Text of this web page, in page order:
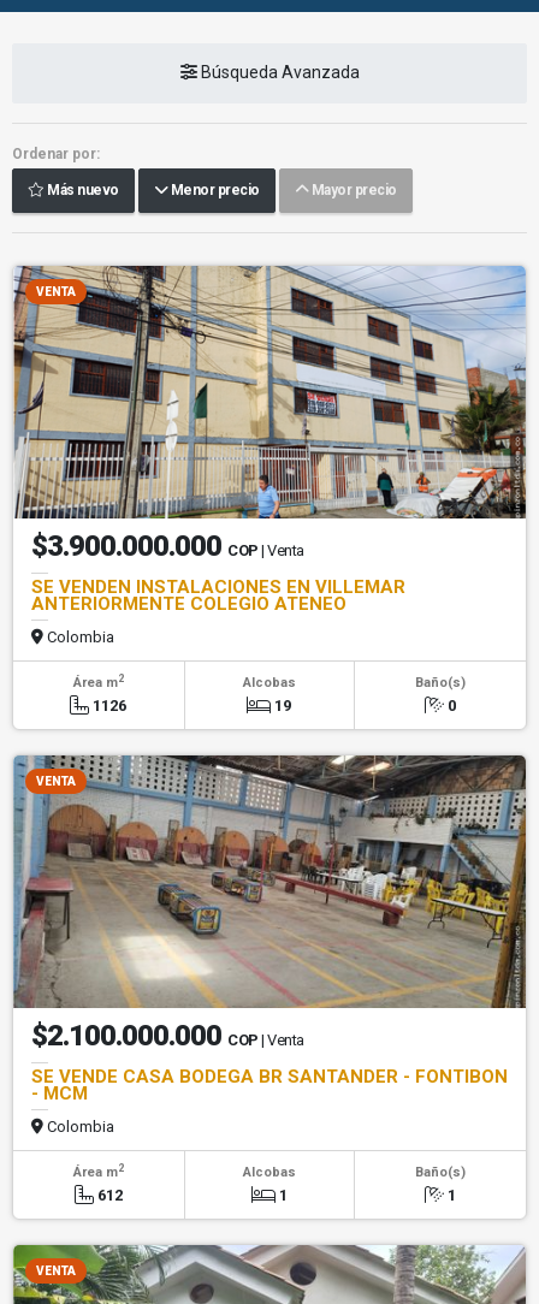
Búsqueda Avanzada
Ordenar por:
Más nuevo Menor precio Mayor precio
VENTA
$3.900.000.000 COP | Venta
SE VENDEN INSTALACIONES EN VILLEMAR
ANTERIORMENTE COLEGIO ATENEO
Colombia
Área m2
1126
Alcobas
19
Baño(s)
0
VENTA
$2.100.000.000 COP | Venta
SE VENDE CASA BODEGA BR SANTANDER - FONTIBON
- MCM
Colombia
Área m2
612
Alcobas
1
Baño(s)
1
VENTA